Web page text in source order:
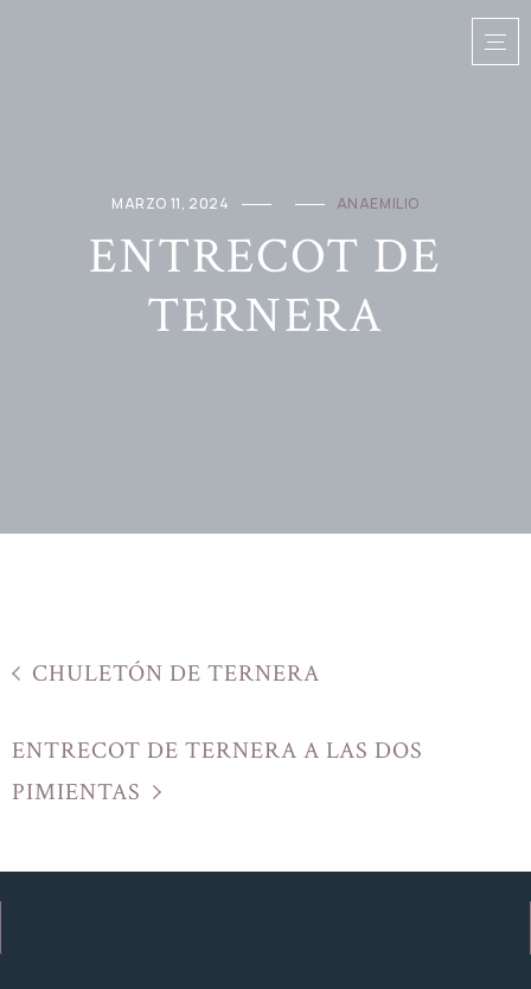
MARZO 11, 2024 ANAEMILIO
ENTRECOT DE
TERNERA
CHULETÓN DE TERNERA
ENTRECOT DE TERNERA A LAS DOS
PIMIENTAS